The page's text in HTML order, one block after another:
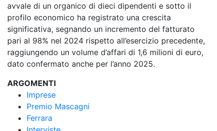
avvale di un organico di dieci dipendenti e sotto il
profilo economico ha registrato una crescita
significativa, segnando un incremento del fatturato
pari al 98% nel 2024 rispetto all’esercizio precedente,
raggiungendo un volume d’affari di 1,6 milioni di euro,
dato confermato anche per l’anno 2025.
ARGOMENTI
Imprese
Premio Mascagni
Ferrara